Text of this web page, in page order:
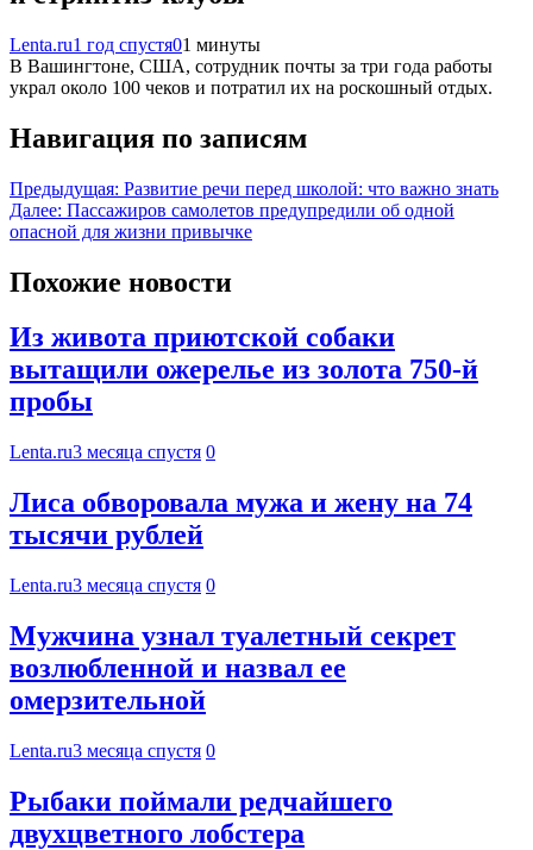
Lenta.ru1 год спустя01 минуты
В Вашингтоне, США, сотрудник почты за три года работы
украл около 100 чеков и потратил их на роскошный отдых.
Навигация по записям
Предыдущая: Развитие речи перед школой: что важно знать
Далее: Пассажиров самолетов предупредили об одной
опасной для жизни привычке
Похожие новости
Из живота приютской собаки
вытащили ожерелье из золота 750-й
пробы
Lenta.ru3 месяца спустя 0
Лиса обворовала мужа и жену на 74
тысячи рублей
Lenta.ru3 месяца спустя 0
Мужчина узнал туалетный секрет
возлюбленной и назвал ее
омерзительной
Lenta.ru3 месяца спустя 0
Рыбаки поймали редчайшего
двухцветного лобстера